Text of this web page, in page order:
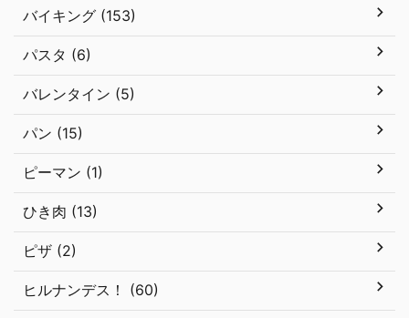
バイキング (153)
パスタ (6)
バレンタイン (5)
パン (15)
ピーマン (1)
ひき肉 (13)
ピザ (2)
ヒルナンデス！ (60)